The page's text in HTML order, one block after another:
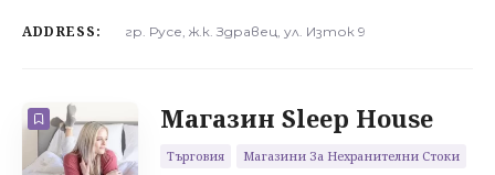
ADDRESS: гр. Русе, ж.к. Здравец, ул. Изток 9
Магазин Sleep House
Търговия Магазини За Нехранителни Стоки